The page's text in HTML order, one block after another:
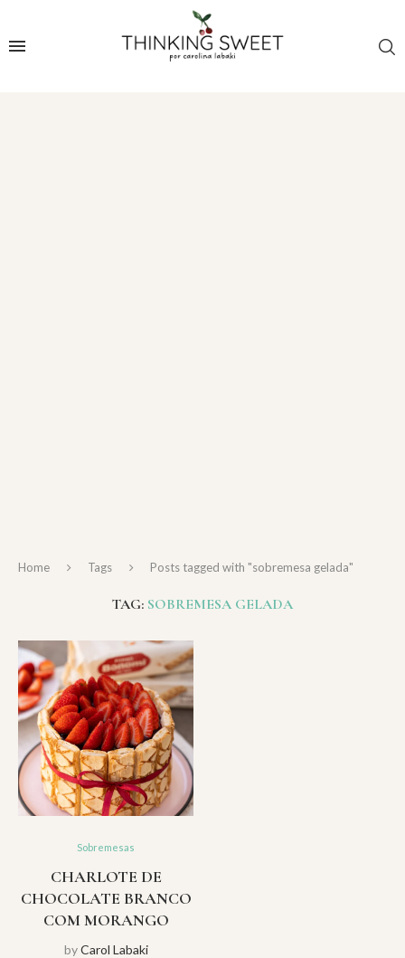
Home Tags Posts tagged with "sobremesa gelada"
TAG: SOBREMESA GELADA
Sobremesas
CHARLOTE DE
CHOCOLATE BRANCO
COM MORANGO
byCarol Labaki